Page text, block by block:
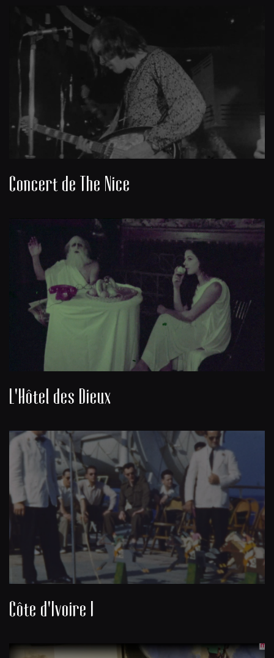
Concert de The Nice
L'Hôtel des Dieux
Côte d'Ivoire I